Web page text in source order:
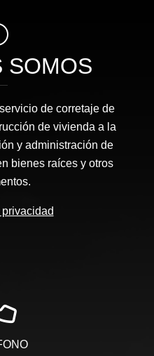
SOMOS
de corretaje de
de vivienda a la
y administración de
bienes raíces y otros